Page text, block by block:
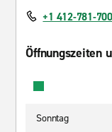
+1 412-781-
Öffnungszeiten
Sonntag